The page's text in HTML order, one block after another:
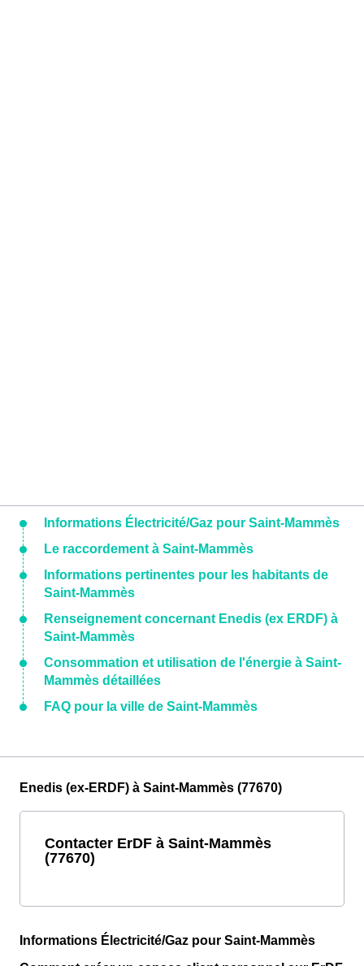
Informations Électricité/Gaz pour Saint-Mammès
Le raccordement à Saint-Mammès
Informations pertinentes pour les habitants de
Saint-Mammès
Renseignement concernant Enedis (ex ERDF) à
Saint-Mammès
Consommation et utilisation de l'énergie à Saint-
Mammès détaillées
FAQ pour la ville de Saint-Mammès
Enedis (ex-ERDF) à Saint-Mammès (77670)
Contacter ErDF à Saint-Mammès
(77670)
Informations Électricité/Gaz pour Saint-Mammès